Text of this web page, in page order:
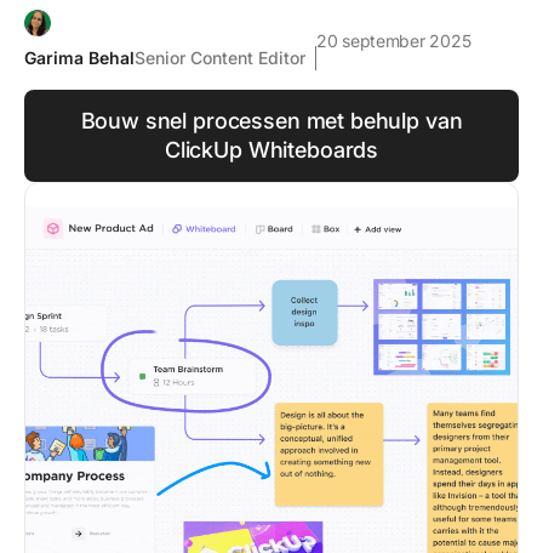
Garima BehalSenior Content Editor
20 september 2025
Bouw snel processen met behulp van
ClickUp Whiteboards